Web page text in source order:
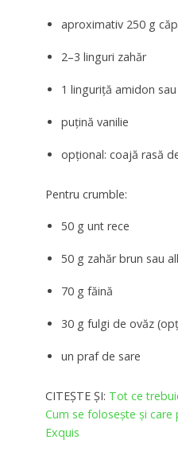
aproximativ 250 g
2–3 linguri zahăr
1 linguriță amidon
puțină vanilie
opțional: coajă rasă
Pentru crumble:
50 g unt rece
50 g zahăr brun sau
70 g făină
30 g fulgi de ovăz
un praf de sare
CITEȘTE ȘI: Tot ce
Cum se folosește și
Exquis